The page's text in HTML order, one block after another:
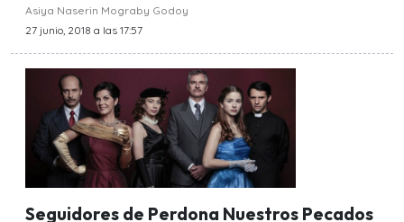
Asiya Naserin Mograby Godoy
27 junio, 2018 a las 17:57
Seguidores de Perdona Nuestros Pecados